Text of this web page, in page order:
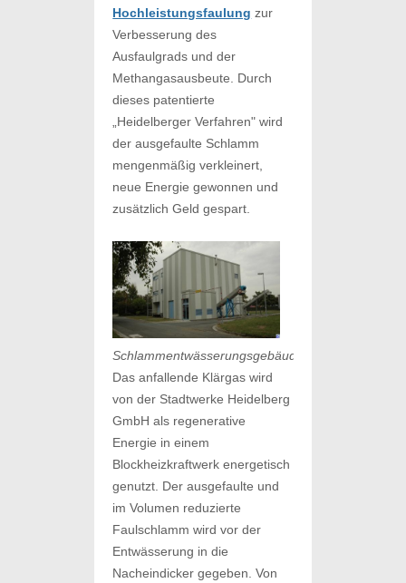
Hochleistungsfaulung zur
Verbesserung des
Ausfaulgrads und der
Methangasausbeute. Durch
dieses patentierte
„Heidelberger Verfahren" wird
der ausgefaulte Schlamm
mengenmäßig verkleinert,
neue Energie gewonnen und
zusätzlich Geld gespart.
Schlammentwässerungsgebäude
Das anfallende Klärgas wird
von der Stadtwerke Heidelberg
GmbH als regenerative
Energie in einem
Blockheizkraftwerk energetisch
genutzt. Der ausgefaulte und
im Volumen reduzierte
Faulschlamm wird vor der
Entwässerung in die
Nacheindicker gegeben. Von